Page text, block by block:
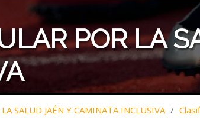
POR LA
SALUD JAÉN Y CAMINATA INCLUSIVA /